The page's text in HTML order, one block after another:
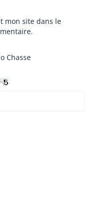
mon site dans le
Chasse